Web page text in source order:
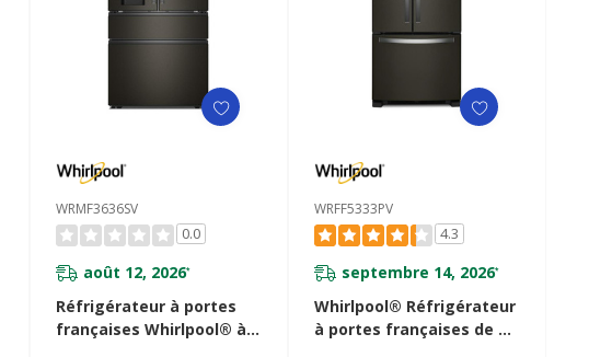
WRMF3636SV
0.0
août 12, 2026*
Réfrigérateur à portes
françaises Whirlpool® à
WRFF5333PV
4.3
septembre 14, 2026*
Whirlpool® Réfrigérateur
à portes françaises de 33